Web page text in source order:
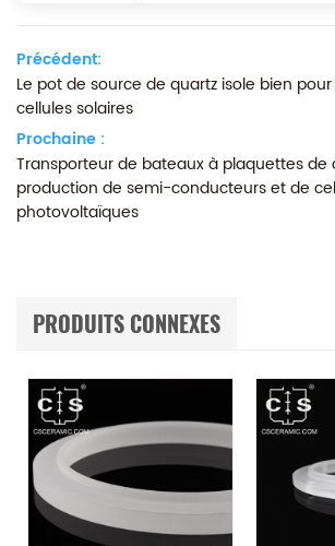
Précédent:
Le pot de source de quartz isole bien
cellules solaires
Prochaine :
Transporteur de bateaux à plaquettes de
production de semi-conducteurs et de
photovoltaïques
PRODUITS CONNEXES